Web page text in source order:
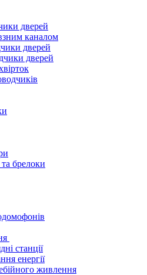
дверей
каналом
дверей
дверей
брелоки
станції
енергії
живлення